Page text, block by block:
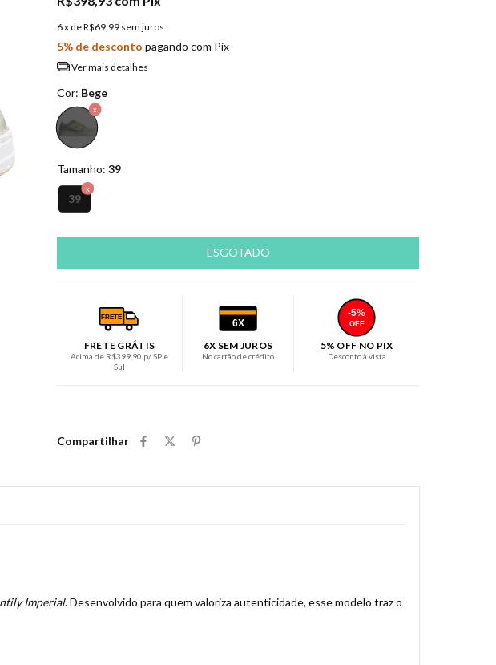
6x deR$69,99 sem juros
5% de desconto pagando com Pix
Ver mais detalhes
Cor: Bege
Tamanho: 39
39
FRETE
FRETE GRÁTIS
Acima de R$399,90 p/ SP e
Sul
6X
6X SEM JUROS
No cartão de crédito
-5%
OFF
5% OFF NO PIX
Desconto à vista
Compartilhar
Imperial. Desenvolvido para quem valoriza autenticidade, esse modelo traz o